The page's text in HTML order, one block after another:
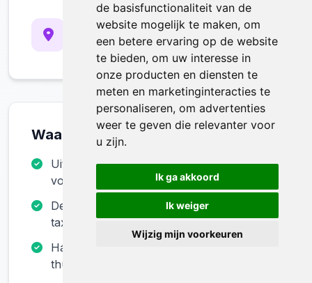
de basisfunctionaliteit van de
website mogelijk te maken, om
een betere ervaring op de website
te bieden, om uw interesse in
onze producten en diensten te
meten en marketinginteracties te
personaliseren, om advertenties
weer te geven die relevanter voor
u zijn.
Ik ga akkoord
Ik weiger
Wijzig mijn voorkeuren
Werkgebied
Etterbeek, Brussel-Hoofdstad
En omliggende gemeenten
Waarom Voor Ons Kiezen?
Uitgebreide collectie authentieke antieke
voorwerpen
Deskundige begeleiding bij aankoop en
taxatie
Handige antiek winkel online voor
thuiswinkelen